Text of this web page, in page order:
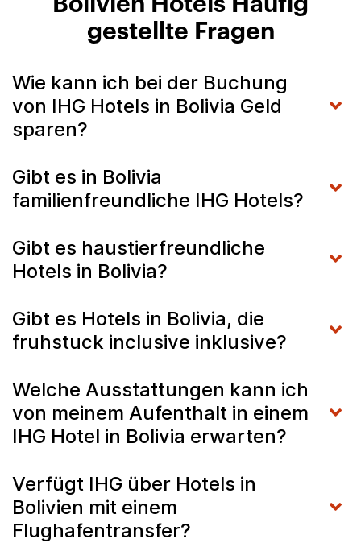
gestellte Fragen
Wie kann ich bei der Buchung
von IHG Hotels in Bolivia Geld
sparen?
Gibt es in Bolivia
familienfreundliche IHG Hotels?
Gibt es haustierfreundliche
Hotels in Bolivia?
Gibt es Hotels in Bolivia, die
fruhstuck inclusive inklusive?
Welche Ausstattungen kann ich
von meinem Aufenthalt in einem
IHG Hotel in Bolivia erwarten?
Verfügt IHG über Hotels in
Bolivien mit einem
Flughafentransfer?